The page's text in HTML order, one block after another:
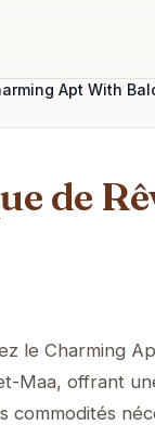
Apt With
de
le Charming
Maa, offrant
commodités